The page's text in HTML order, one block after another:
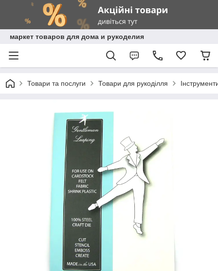
маркет товаров для дома и рукоделия
Товари та послуги Товари для рукоділля